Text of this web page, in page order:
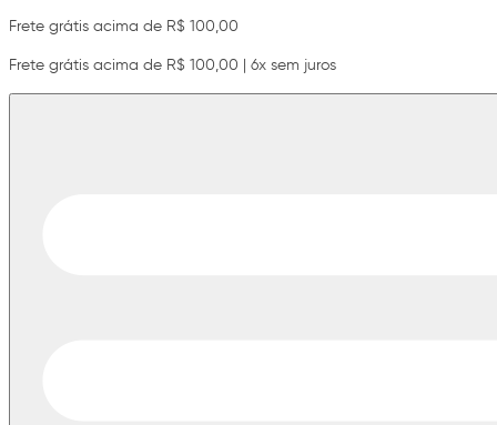
Frete grátis acima de R$ 100,00
Frete grátis acima de R$ 100,00 | 6x sem juros